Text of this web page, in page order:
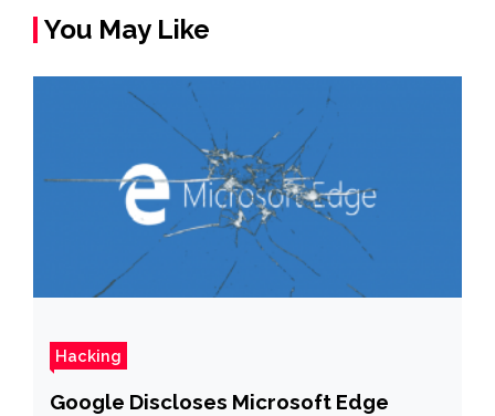
You May Like
Hacking
Google Discloses Microsoft Edge